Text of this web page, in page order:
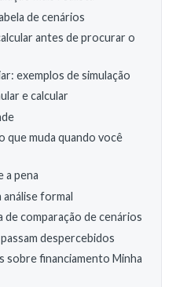
de cenários
antes de procurar o
exemplos de simulação
e calcular
que muda quando você
a pena
formal
de comparação de cenários
despercebidos
sobre financiamento Minha